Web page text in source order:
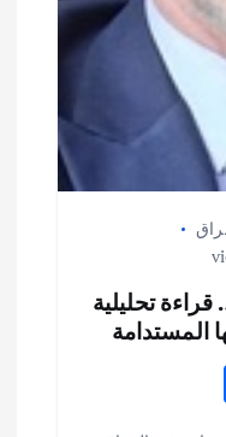
تحليلية
المستدامة
S
h